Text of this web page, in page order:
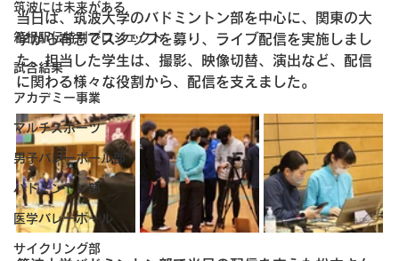
筑波には未来がある
箱根駅伝特別プロジェクト
試合結果
アカデミー事業
マルチスポーツ
男子バレーボール部
バドミントン部
医学バレーボール
サイクリング部
当日は、筑波大学のバドミントン部を中心に、関東の大
学から有志でスタッフを募り、ライブ配信を実施しまし
た。担当した学生は、撮影、映像切替、演出など、配信
に関わる様々な役割から、配信を支えました。